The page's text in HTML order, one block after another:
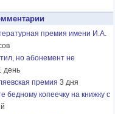
премия имени И.А.
но абонемент не
день
премия 3 дня
бедному копеечку на книжку с